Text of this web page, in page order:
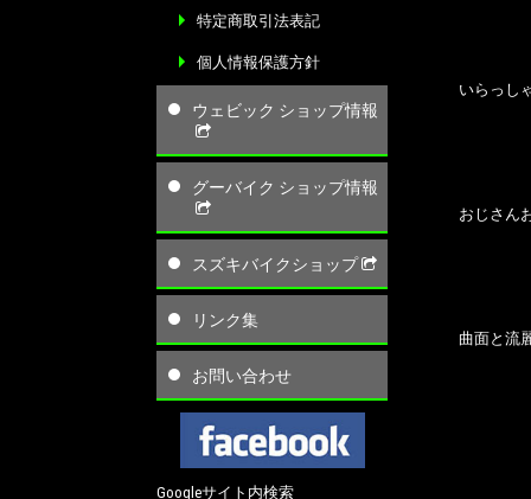
特定商取引法表記
個人情報保護方針
ウェビック ショップ情報
グーバイク ショップ情報
スズキバイクショップ
リンク集
お問い合わせ
Googleサイト内検索
いらっし
おじさん
曲面と流